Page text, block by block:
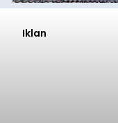
Iklan